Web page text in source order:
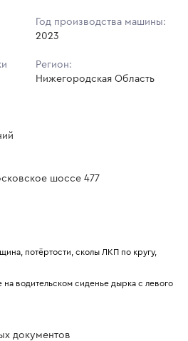
Год производства машины:
2023
Регион:
Нижегородская Область
шоссе 477
потёртости, сколы ЛКП по кругу,
на водительском сиденье дырка с левого
документов